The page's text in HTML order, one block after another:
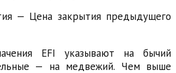
— Цена закрытия предыдущего
EFI указывают на бычий
— на медвежий. Чем выше